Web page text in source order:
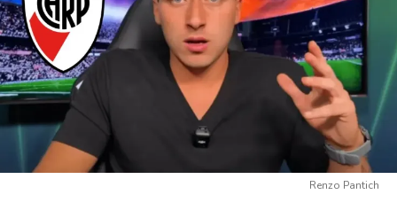
Renzo Pantich